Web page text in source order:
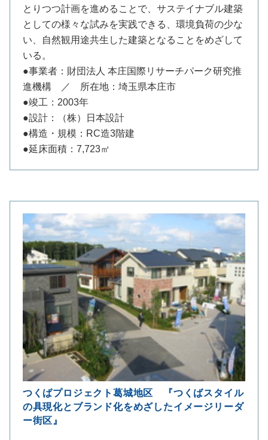
とりつつ計画を進めることで、サステイナブル建築
としての様々な試みを実践できる、環境負荷の少な
い、自然観用途共生した建築となることをめざして
いる。
●事業者：財団法人 本庄国際リサーチパーク研究推
進機構 ／ 所在地：埼玉県本庄市
●竣工：2003年
●設計：（株）日本設計
●構造・規模：RC造3階建
●延床面積：7,723㎡
つくばプロジェクト葛城地区 『つくばスタイル
の具現化とブランド化をめざしたイメージリーダ
ー街区』